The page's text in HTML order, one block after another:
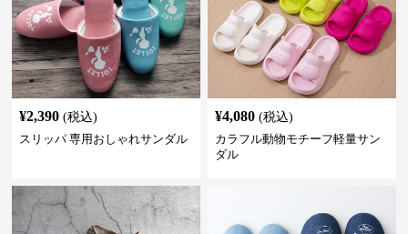
¥2,390 (税込)
スリッパ 専用おしゃれサンダル
¥4,080 (税込)
カラフル動物モチーフ軽量サン
ダル